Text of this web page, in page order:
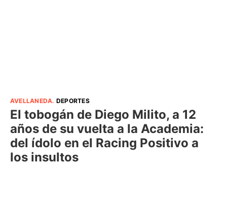
AVELLANEDA. DEPORTES
El tobogán de Diego Milito, a 12
años de su vuelta a la Academia:
del ídolo en el Racing Positivo a
los insultos